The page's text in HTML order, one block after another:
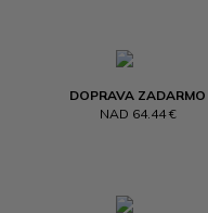
DOPRAVA ZADARMO
NAD 64.44 €